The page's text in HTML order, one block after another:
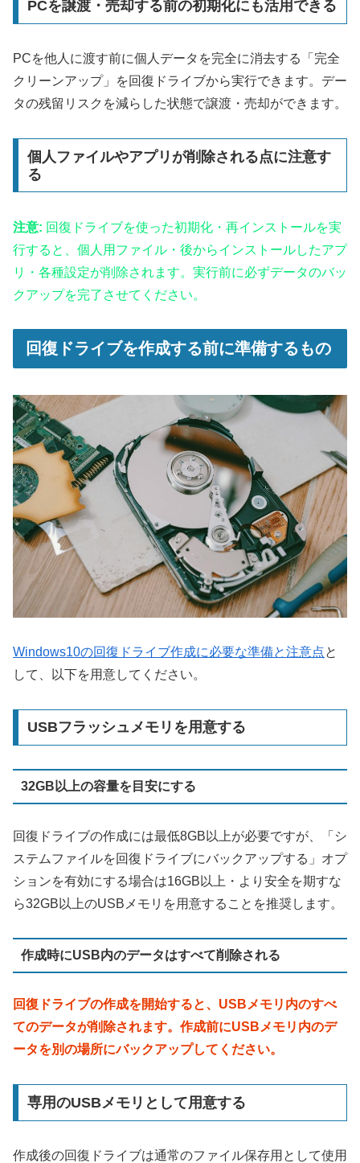
PCを譲渡・売却する前の初期化にも活用できる
PCを他人に渡す前に個人データを完全に消去する「完全
クリーンアップ」を回復ドライブから実行できます。デー
タの残留リスクを減らした状態で譲渡・売却ができます。
個人ファイルやアプリが削除される点に注意す
る
注意: 回復ドライブを使った初期化・再インストールを実
行すると、個人用ファイル・後からインストールしたアプ
リ・各種設定が削除されます。実行前に必ずデータのバッ
クアップを完了させてください。
回復ドライブを作成する前に準備するもの
Windows10の回復ドライブ作成に必要な準備と注意点と
して、以下を用意してください。
USBフラッシュメモリを用意する
32GB以上の容量を目安にする
回復ドライブの作成には最低8GB以上が必要ですが、「シ
ステムファイルを回復ドライブにバックアップする」オプ
ションを有効にする場合は16GB以上・より安全を期すな
ら32GB以上のUSBメモリを用意することを推奨します。
作成時にUSB内のデータはすべて削除される
回復ドライブの作成を開始すると、USBメモリ内のすべ
てのデータが削除されます。作成前にUSBメモリ内のデ
ータを別の場所にバックアップしてください。
専用のUSBメモリとして用意する
作成後の回復ドライブは通常のファイル保存用として使用